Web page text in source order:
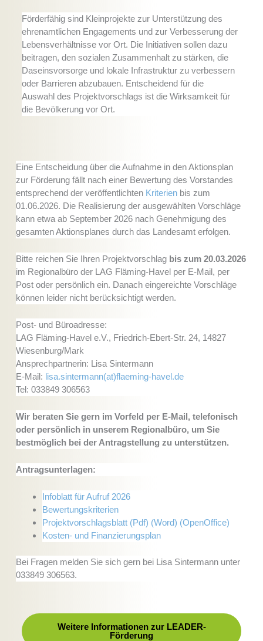
Förderfähig sind Kleinprojekte zur Unterstützung des
ehrenamtlichen Engagements und zur Verbesserung der
Lebensverhältnisse vor Ort. Die Initiativen sollen dazu
beitragen, den sozialen Zusammenhalt zu stärken, die
Daseinsvorsorge und lokale Infrastruktur zu verbessern
oder Barrieren abzubauen. Entscheidend für die
Auswahl des Projektvorschlags ist die Wirksamkeit für
die Bevölkerung vor Ort.
Eine Entscheidung über die Aufnahme in den Aktionsplan
zur Förderung fällt nach einer Bewertung des Vorstandes
entsprechend der veröffentlichten Kriterien bis zum
01.06.2026. Die Realisierung der ausgewählten Vorschläge
kann etwa ab September 2026 nach Genehmigung des
gesamten Aktionsplanes durch das Landesamt erfolgen.
Bitte reichen Sie Ihren Projektvorschlag bis zum 20.03.2026
im Regionalbüro der LAG Fläming-Havel per E-Mail, per
Post oder persönlich ein. Danach eingereichte Vorschläge
können leider nicht berücksichtigt werden.
Post- und Büroadresse:
LAG Fläming-Havel e.V., Friedrich-Ebert-Str. 24, 14827
Wiesenburg/Mark
Ansprechpartnerin: Lisa Sintermann
E-Mail: lisa.sintermann(at)flaeming-havel.de
Tel: 033849 306563
Wir beraten Sie gern im Vorfeld per E-Mail, telefonisch
oder persönlich in unserem Regionalbüro, um Sie
bestmöglich bei der Antragstellung zu unterstützen.
Antragsunterlagen:
Infoblatt für Aufruf 2026
Bewertungskriterien
Projektvorschlagsblatt (Pdf) (Word) (OpenOffice)
Kosten- und Finanzierungsplan
Bei Fragen melden Sie sich gern bei Lisa Sintermann unter
033849 306563.
Weitere Informationen zur LEADER-
Förderung